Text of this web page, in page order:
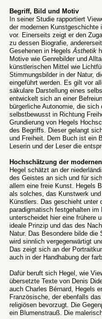
Begriff, Bild und Motiv
In seiner Studie rapportiert
der modernen
vor. Einerseits zeigt er den
zu dessen Biografie,
Gesehenen in HegelsÄsthetik
Motive wie Genrebilder und
künstlerischen Mittel wie
Stimmungsbilder in der Natur,
eingeführt werden. Es gilt vor
säkulare Darstellung eines
entwickelt sich an einer
bürgerliche Autonomie, die
selbstbewusst in Richtung
Grundierung von Hegels
des Begriffs. Dieser gelangt
und Freiheit. Dem Buch ist ein
Leserin und der Leser die
Hochschätzung der
Hegel schätzt an der
des Geistes an sich und für
allem eine freie Kunst. Hegels
als solches, das Kunstwerk
Künstlers. Das geschieht unter
paradigmatisch festgehalten im
unterscheidet hier eine frühere
ideale Prinzip und das des
Natur. Das Besondere bilde
wird sinnlich vergegenwärtigt
Das zeigt sich an der
auch in der Handhabung der
Dafür beruft sich Hegel, wie
übersetzte Texte von Denis
auch Charles Bérnard, Hegels
Französische, der ebenfalls
religiösen bevorzugt. Die
ein Blumenstrauß. Die